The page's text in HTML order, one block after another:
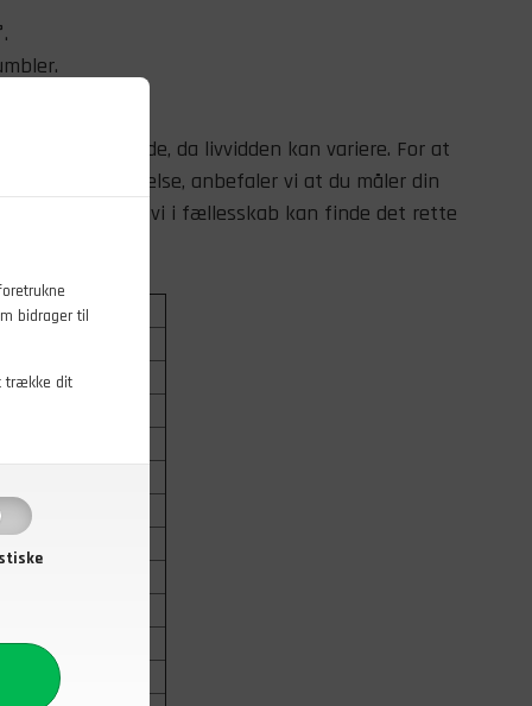
bidrager til
trække dit
og er vejledende, da livvidden kan variere. For at
rette størrelse, anbefaler vi at du måler din
, så vi i fællesskab kan finde det rette
Indv. benlængde
78
85
86
88